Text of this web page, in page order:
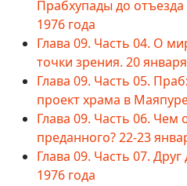
Прабхупады до
1976 года
Глава 09. Часть 04. О
точки зрения. 20
Глава 09. Часть 05.
проект храма в
Глава 09. Часть 06. Чем
преданного? 22-23
Глава 09. Часть 07.
1976 года